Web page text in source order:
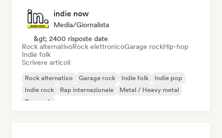
indie now
Media/Giornalista
&gt; 2400 risposte date
Rock alternativoRock elettronicoGarage rockHip-hop
Indie folk
Scrivere articoli
Rock alternativo Garage rock Indie folk
Indie pop
Indie rock
Rap internazionale
Metal / Heavy metal
Pop rock